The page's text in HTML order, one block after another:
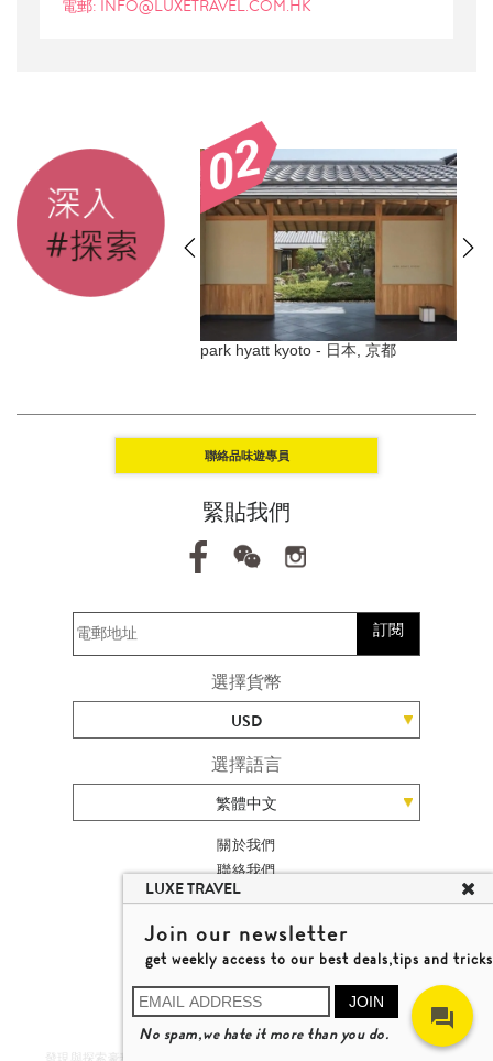
電郵: INFO@LUXETRAVEL.COM.HK
park hyatt kyoto - 日本, 京都
聯絡品味遊專員
緊貼我們
訂閱
選擇貨幣
USD
選擇語言
繁體中文
關於我們
聯絡我們
加入我們
旅遊網站地圖
楊廸深品味遊
© 2026 品味遊有限公司
牌照號碼 353662
瞭解更多
發現與探索豪華旅遊 DISCOVER LUXURY TRAVEL IN A DIFFERENT WAY
LUXE TRAVEL
Join our newsletter
get weekly access to our best deals,tips and tricks
JOIN
No spam,we hate it more than you do.